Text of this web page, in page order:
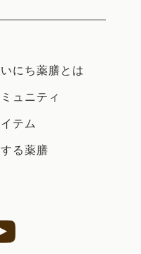
いにち薬膳とは
ュニティ
テム
る薬膳